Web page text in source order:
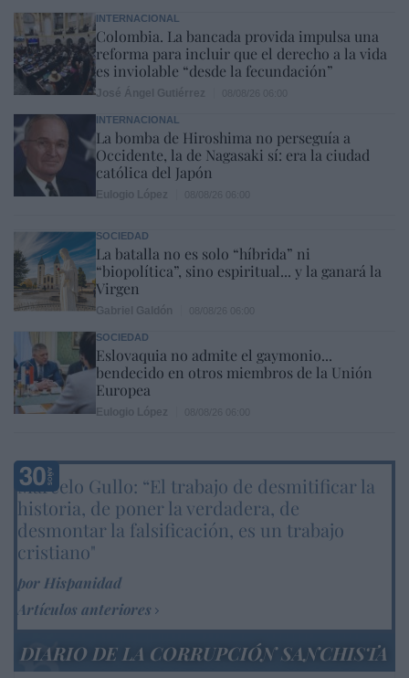
INTERNACIONAL
Colombia. La bancada provida impulsa una
reforma para incluir que el derecho a la vida
es inviolable “desde la fecundación”
INTERNACIONAL
La bomba de Hiroshima no perseguía a
Occidente, la de Nagasaki sí: era la ciudad
católica del Japón
SOCIEDAD
La batalla no es solo “híbrida” ni
“biopolítica”, sino espiritual... y la ganará la
Virgen
SOCIEDAD
Eslovaquia no admite el gaymonio...
bendecido en otros miembros de la Unión
Europea
Marcelo Gullo: “El trabajo de desmitificar la
historia, de poner la verdadera, de
desmontar la falsificación, es un trabajo
cristiano"
por Hispanidad
Artículos anteriores
DIARIO DE LA CORRUPCIÓN SANCHISTA